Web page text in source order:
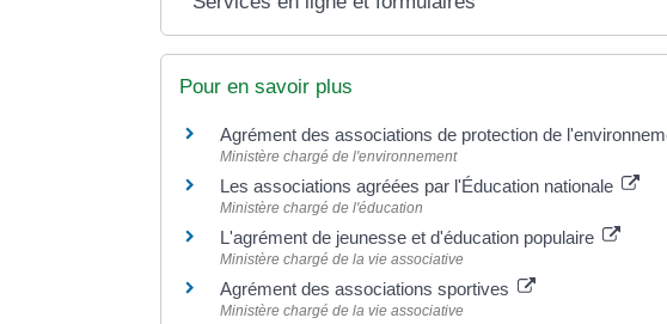
Pour en savoir plus
Agrément des associations de protection de
Ministère chargé de l'environnement
Les associations agréées par l'Éducation nationale
Ministère chargé de l'éducation
L'agrément de jeunesse et d'éducation populaire
Ministère chargé de la vie associative
Agrément des associations sportives
Ministère chargé de la vie associative